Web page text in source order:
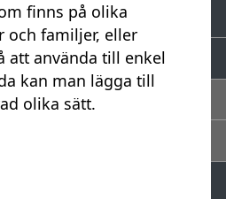
finns på olika
och familjer, eller
att använda till enkel
kan man lägga till
olika sätt.